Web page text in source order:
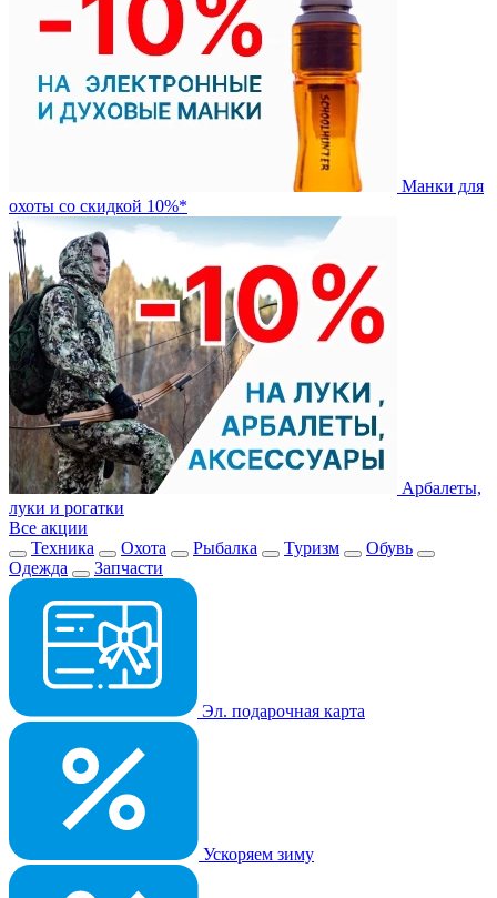
Манки для
охоты со скидкой 10%*
Арбалеты,
луки и рогатки
Все акции
Техника
Охота Рыбалка Туризм
Обувь
Одежда
Запчасти
Эл. подарочная карта
Ускоряем зиму